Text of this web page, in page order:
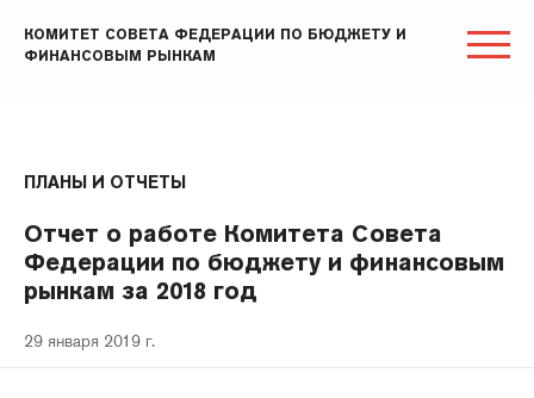
КОМИТЕТ СОВЕТА ФЕДЕРАЦИИ ПО БЮДЖЕТУ И
ФИНАНСОВЫМ РЫНКАМ
ПЛАНЫ И ОТЧЕТЫ
Отчет о работе Комитета Совета
Федерации по бюджету и финансовым
рынкам за 2018 год
29 января 2019 г.